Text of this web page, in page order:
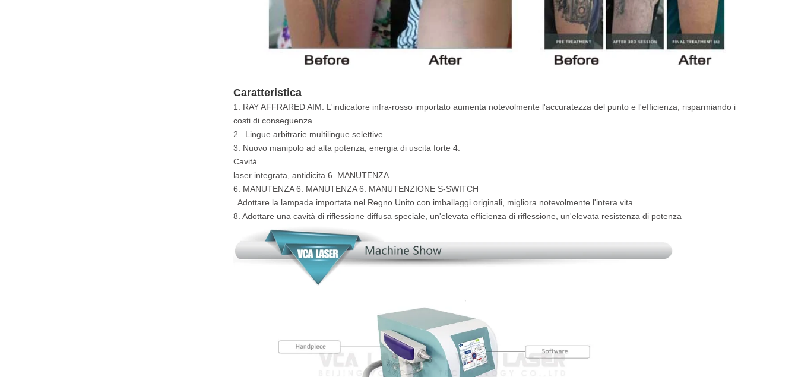
Caratteristica
1. RAY AFFRARED AIM: L'indicatore infra-rosso importato aumenta notevolmente l'accuratezza del punto e l'efficienza, risparmiando i
costi di conseguenza
2. Lingue arbitrarie multilingue selettive
3. Nuovo manipolo ad alta potenza, energia di uscita forte 4.
Cavità
laser integrata, antidicita 6. MANUTENZA
6. MANUTENZA 6. MANUTENZA 6. MANUTENZIONE S-SWITCH
. Adottare la lampada importata nel Regno Unito con imballaggi originali, migliora notevolmente l'intera vita
8. Adottare una cavità di riflessione diffusa speciale, un'elevata efficienza di riflessione, un'elevata resistenza di potenza